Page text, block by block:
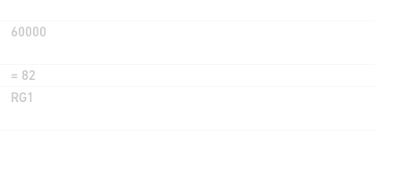
60000
= 82
RG1